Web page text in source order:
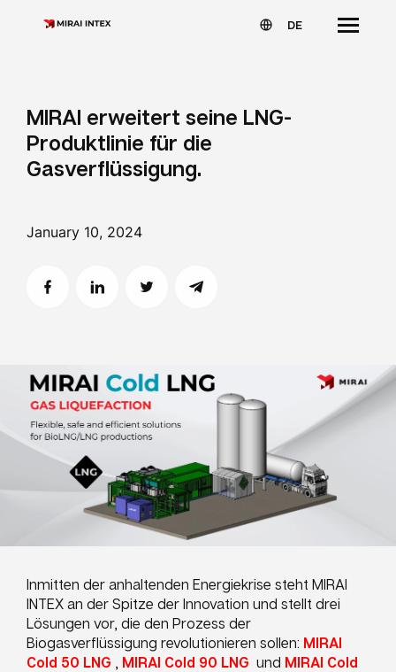
DE
MIRAI erweitert seine LNG-
Produktlinie für die
Gasverflüssigung.
January 10, 2024
Inmitten der anhaltenden Energiekrise steht MIRAI
INTEX an der Spitze der Innovation und stellt drei
Lösungen vor, die den Prozess der
Biogasverflüssigung revolutionieren sollen: MIRAI
Cold 50 LNG , MIRAI Cold 90 LNG und MIRAI Cold